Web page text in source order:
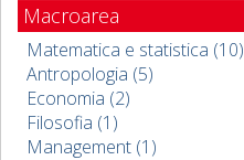
Macroarea
Matematica e statistica (10)
Antropologia (5)
Economia (2)
Filosofia (1)
Management (1)